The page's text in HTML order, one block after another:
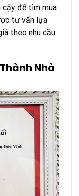
để tìm mua
tư vấn lựa
theo nhu cầu
Nhà